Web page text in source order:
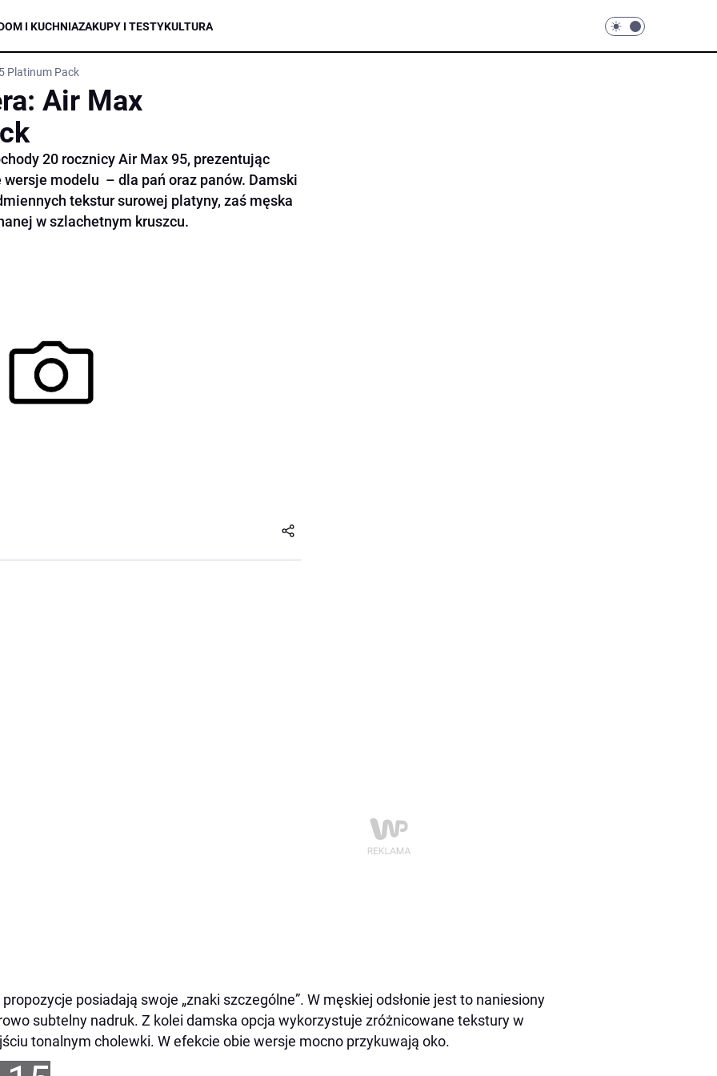
I KUCHNIAZAKUPY I TESTYKULTURA
Platinum Pack
Air Max
20 rocznicy Air Max 95, prezentując
modelu – dla pań oraz panów. Damski
tekstur surowej platyny, zaś męska
w szlachetnym kruszcu.
propozycje posiadają swoje „znaki szczególne”. W męskiej odsłonie jest to naniesiony
subtelny nadruk. Z kolei damska opcja wykorzystuje zróżnicowane tekstury w
tonalnym cholewki. W efekcie obie wersje mocno przykuwają oko.